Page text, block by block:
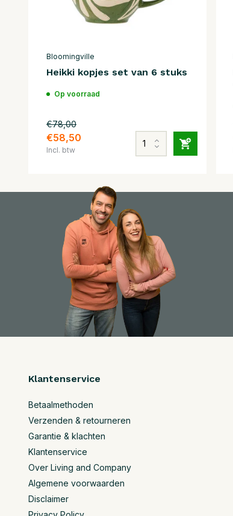
Bloomingville
Heikki kopjes set van 6 stuks
Op voorraad
€78,00
€58,50
Incl. btw
Klantenservice
Betaalmethoden
Verzenden & retourneren
Garantie & klachten
Klantenservice
Over Living and Company
Algemene voorwaarden
Disclaimer